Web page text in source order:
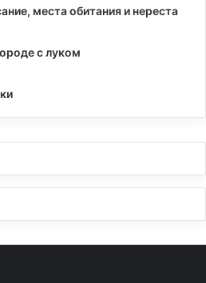
места обитания и нереста
с луком